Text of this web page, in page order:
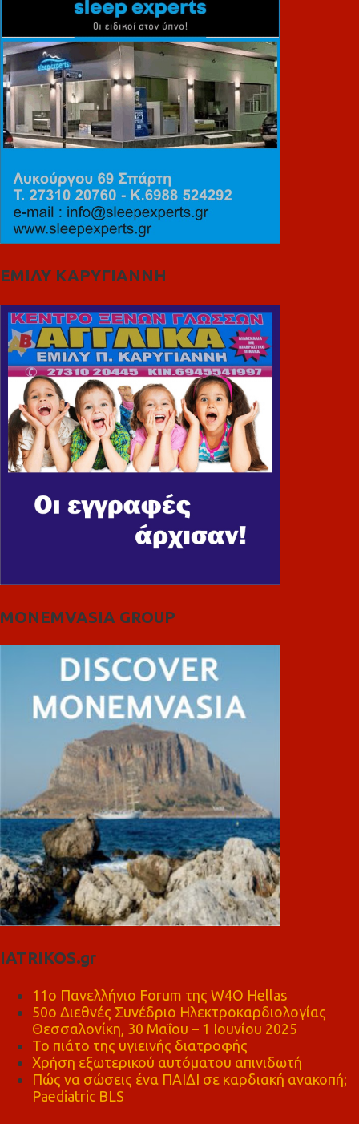
ΕΜΙΛΥ ΚΑΡΥΓΙΑΝΝΗ
MONEMVASIA GROUP
IATRIKOS.gr
11ο Πανελλήνιο Forum της W4O Hellas
50ο Διεθνές Συνέδριο Ηλεκτροκαρδιολογίας
Θεσσαλονίκη, 30 Μαΐου – 1 Ιουνίου 2025
Το πιάτο της υγιεινής διατροφής
Χρήση εξωτερικού αυτόματου απινιδωτή
Πώς να σώσεις ένα ΠΑΙΔΙ σε καρδιακή ανακοπή;
Paediatric BLS